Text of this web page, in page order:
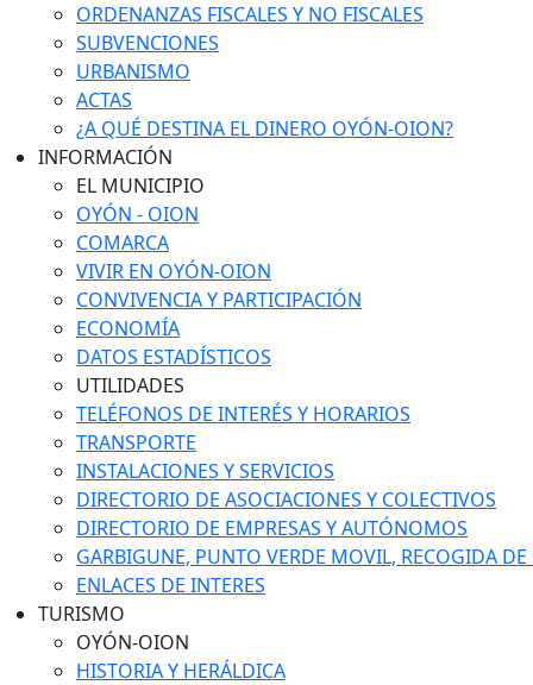
ORDENANZAS FISCALES Y NO FISCALES
SUBVENCIONES
URBANISMO
ACTAS
¿A QUÉ DESTINA EL DINERO OYÓN-OION?
INFORMACIÓN
EL MUNICIPIO
OYÓN - OION
COMARCA
VIVIR EN OYÓN-OION
CONVIVENCIA Y PARTICIPACIÓN
ECONOMÍA
DATOS ESTADÍSTICOS
UTILIDADES
TELÉFONOS DE INTERÉS Y HORARIOS
TRANSPORTE
INSTALACIONES Y SERVICIOS
DIRECTORIO DE ASOCIACIONES Y COLECTIVOS
DIRECTORIO DE EMPRESAS Y AUTÓNOMOS
GARBIGUNE, PUNTO VERDE MOVIL, RECOGIDA DE
ENLACES DE INTERES
TURISMO
OYÓN-OION
HISTORIA Y HERÁLDICA